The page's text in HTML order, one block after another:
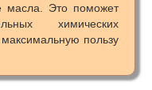
масла. Это поможет
химических
пользу